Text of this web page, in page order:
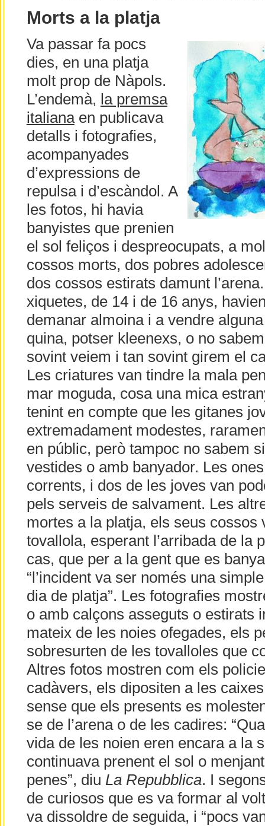
Morts a la platja
Va passar fa pocs
dies, en una platja
molt prop de Nàpols.
L’endemà, la premsa
italianaen publicava
detalls i fotografies,
acompanyades
d’expressions de
repulsa i d’escàndol. A
les fotos, hi havia
banyistes que prenien
el sol feliços i despreocupats, a
cossos morts, dos pobres
dos cossos estirats damunt
xiquetes, de 14 i de 16 anys,
demanar almoina i a vendre
quina, potser kleenexs, o no
sovint veiem i tan sovint girem el
Les criatures van tindre la mala
mar moguda, cosa una mica
tenint en compte que les gitanes
extremadament modestes,
en públic, però tampoc no sabem
vestides o amb banyador. Les
corrents, i dos de les joves van
pels serveis de salvament. Les
mortes a la platja, els seus cossos
tovallola, esperant l’arribada de la
cas, que per a la gent que es
“l’incident va ser només una
dia de platja”. Les fotografies
o amb calçons asseguts o estirats
mateix de les noies ofegades, els
sobresurten de les tovalloles que
Altres fotos mostren com els
cadàvers, els dipositen a les
sense que els presents es
se de l’arena o de les cadires:
vida de les noien eren encara a la
continuava prenent el sol o
penes”, diu La Repubblica. I
de curiosos que es va formar al
va dissoldre de seguida, i “pocs